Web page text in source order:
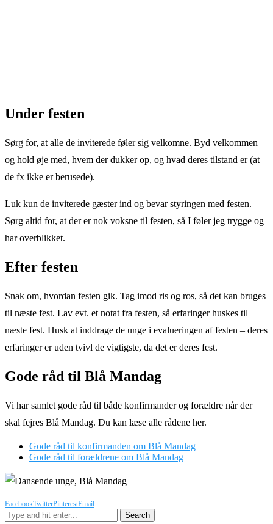
Under festen
Sørg for, at alle de inviterede føler sig velkomne. Byd velkommen
og hold øje med, hvem der dukker op, og hvad deres tilstand er (at
de fx ikke er berusede).
Luk kun de inviterede gæster ind og bevar styringen med festen.
Sørg altid for, at der er nok voksne til festen, så I føler jeg trygge og
har overblikket.
Efter festen
Snak om, hvordan festen gik. Tag imod ris og ros, så det kan bruges
til næste fest. Lav evt. et notat fra festen, så erfaringer huskes til
næste fest. Husk at inddrage de unge i evalueringen af festen – deres
erfaringer er uden tvivl de vigtigste, da det er deres fest.
Gode råd til Blå Mandag
Vi har samlet gode råd til både konfirmander og forældre når der
skal fejres Blå Mandag. Du kan læse alle rådene her.
Gode råd til konfirmanden om Blå Mandag
Gode råd til forældrene om Blå Mandag
FacebookTwitterPinterestEmail